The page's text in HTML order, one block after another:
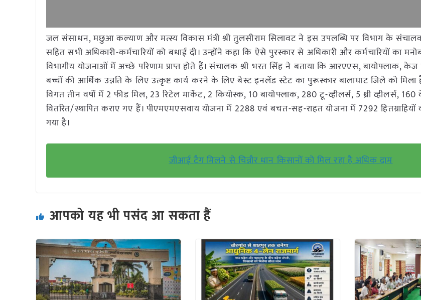
जल संसाधन, मछुआ कल्याण और मत्स्य विकास मंत्री श्री तुलसीराम सिलावट ने इस उपलब्धि पर विभाग के
सहित सभी अधिकारी-कर्मचारियों को बधाई दी। उन्होंने कहा कि ऐसे पुरस्कार से अधिकारी और कर्मचारियों का
विभागीय योजनाओं में अच्छे परिणाम प्राप्त होते हैं। संचालक श्री भरत सिंह ने बताया कि आरएएस, बायोफ्लाक,
बच्चों की आर्थिक उन्नति के लिए उत्कृष्ट कार्य करने के लिए बेस्ट इनलेंड स्टेट का पुरूस्कार बालाघाट जिले को मिला है।
विगत तीन वर्षों में 2 फीड मिल, 23 रिटेल मार्केट, 2 कियोस्क, 10 बायोफ्लाक, 280 टू-व्हीलर्स, 5 थ्री व्हीलर्स,
वितरित/स्थापित कराए गए हैं। पीएमएमएसवाय योजना में 2288 एवं बचत-सह-राहत योजना में 7292 हितग्राहियों
गया है।
जीआई टैग मिलने से चिन्नौर धान किसानों को मिल रहा है अधिक दाम
आपको यह भी पसंद आ सकता हैं